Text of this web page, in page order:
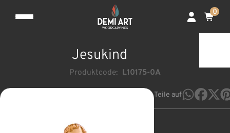
0
Jesukind
Produktcode: L10175-0A
Teile auf